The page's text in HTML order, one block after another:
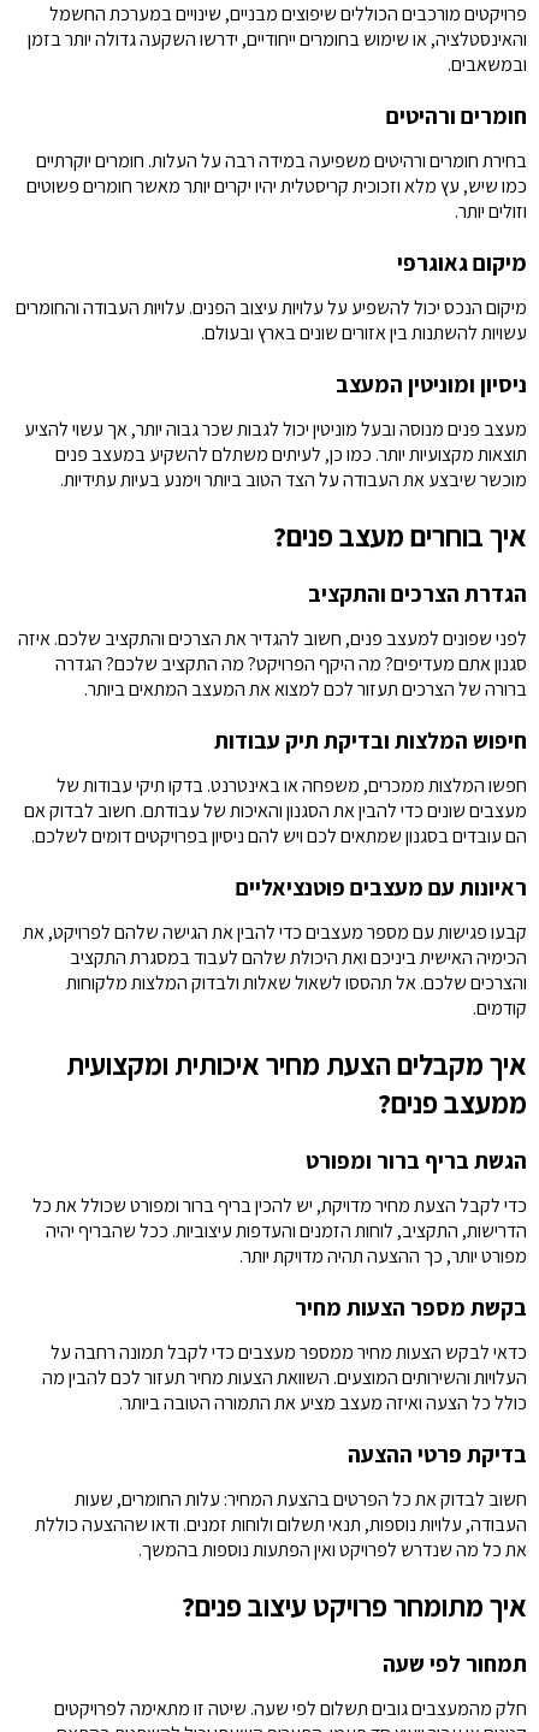
פרויקטים מורכבים הכוללים שיפוצים מבניים, שינויים במערכת החשמל
והאינסטלציה, או שימוש בחומרים ייחודיים, ידרשו השקעה גדולה יותר בזמן
ובמשאבים.
חומרים ורהיטים
בחירת חומרים ורהיטים משפיעה במידה רבה על העלות. חומרים יוקרתיים
כמו שיש, עץ מלא וזכוכית קריסטלית יהיו יקרים יותר מאשר חומרים פשוטים
וזולים יותר.
מיקום גאוגרפי
מיקום הנכס יכול להשפיע על עלויות עיצוב הפנים. עלויות העבודה והחומרים
עשויות להשתנות בין אזורים שונים בארץ ובעולם.
ניסיון ומוניטין המעצב
מעצב פנים מנוסה ובעל מוניטין יכול לגבות שכר גבוה יותר, אך עשוי להציע
תוצאות מקצועיות יותר. כמו כן, לעיתים משתלם להשקיע במעצב פנים
מוכשר שיבצע את העבודה על הצד הטוב ביותר וימנע בעיות עתידיות.
איך בוחרים מעצב פנים?
הגדרת הצרכים והתקציב
לפני שפונים למעצב פנים, חשוב להגדיר את הצרכים והתקציב שלכם. איזה
סגנון אתם מעדיפים? מה היקף הפרויקט? מה התקציב שלכם? הגדרה
ברורה של הצרכים תעזור לכם למצוא את המעצב המתאים ביותר.
חיפוש המלצות ובדיקת תיק עבודות
חפשו המלצות ממכרים, משפחה או באינטרנט. בדקו תיקי עבודות של
מעצבים שונים כדי להבין את הסגנון והאיכות של עבודתם. חשוב לבדוק אם
הם עובדים בסגנון שמתאים לכם ויש להם ניסיון בפרויקטים דומים לשלכם.
ראיונות עם מעצבים פוטנציאליים
קבעו פגישות עם מספר מעצבים כדי להבין את הגישה שלהם לפרויקט, את
הכימיה האישית ביניכם ואת היכולת שלהם לעבוד במסגרת התקציב
והצרכים שלכם. אל תהססו לשאול שאלות ולבדוק המלצות מלקוחות
קודמים.
איך מקבלים הצעת מחיר איכותית ומקצועית
ממעצב פנים?
הגשת בריף ברור ומפורט
כדי לקבל הצעת מחיר מדויקת, יש להכין בריף ברור ומפורט שכולל את כל
הדרישות, התקציב, לוחות הזמנים והעדפות עיצוביות. ככל שהבריף יהיה
מפורט יותר, כך ההצעה תהיה מדויקת יותר.
בקשת מספר הצעות מחיר
כדאי לבקש הצעות מחיר ממספר מעצבים כדי לקבל תמונה רחבה על
העלויות והשירותים המוצעים. השוואת הצעות מחיר תעזור לכם להבין מה
כולל כל הצעה ואיזה מעצב מציע את התמורה הטובה ביותר.
בדיקת פרטי ההצעה
חשוב לבדוק את כל הפרטים בהצעת המחיר: עלות החומרים, שעות
העבודה, עלויות נוספות, תנאי תשלום ולוחות זמנים. ודאו שההצעה כוללת
את כל מה שנדרש לפרויקט ואין הפתעות נוספות בהמשך.
איך מתומחר פרויקט עיצוב פנים?
תמחור לפי שעה
חלק מהמעצבים גובים תשלום לפי שעה. שיטה זו מתאימה לפרויקטים